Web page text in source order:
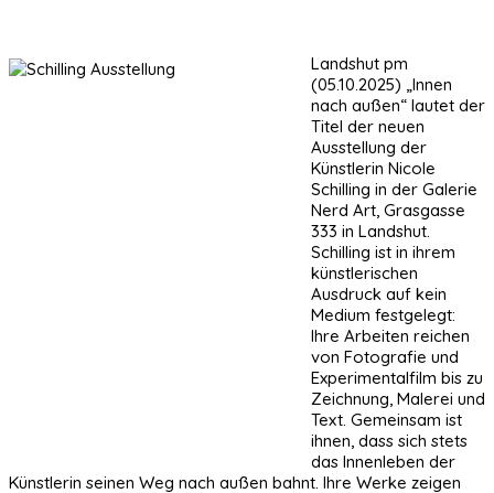
Landshut pm
(05.10.2025) „Innen
nach außen“ lautet der
Titel der neuen
Ausstellung der
Künstlerin Nicole
Schilling in der Galerie
Nerd Art, Grasgasse
333 in Landshut.
Schilling ist in ihrem
künstlerischen
Ausdruck auf kein
Medium festgelegt:
Ihre Arbeiten reichen
von Fotografie und
Experimentalfilm bis zu
Zeichnung, Malerei und
Text. Gemeinsam ist
ihnen, dass sich stets
das Innenleben der
Künstlerin seinen Weg nach außen bahnt. Ihre Werke zeigen